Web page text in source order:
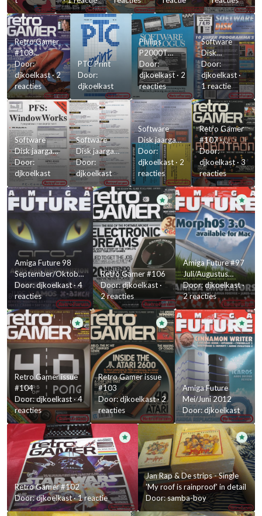
Retro Gamer
#108
voorkaft
(Oktober
2012)
Door:
djkoelkast·2
reacties
PTC Print
Door:
djkoelkast
Philips
P2000T
Catalogus
Door:
djkoelkast· 2
reacties
Software
Disk
jaargang 1
volume 2 -
voorkant
Door:
djkoelkast ·
1 reactie
Software
Disk jaargang
1 volume 2 -
binnenkant 1
Door:
djkoelkast
Software
Disk jaargang
1 volume 2 -
binnenkant 2
Door:
djkoelkast
Software
Disk jaargang
1 volume 2 -
achterkant
Door:
djkoelkast· 2
reacties
Retro Gamer
#107 -
Oktober
2012
Door:
djkoelkast· 3
reacties
Amiga Future 98
September/Oktober
2012
Door:djkoelkast·4
reacties
Retro Gamer #106
Door:djkoelkast ·
2 reacties
Amiga Future #97
Juli/Augustus
2012
Door:djkoelkast·
2 reacties
Retro Gamer issue
#104
Door:djkoelkast·4
reacties
Retro Gamer issue
#103
Door:djkoelkast·2
reacties
Amiga Future
Mei/Juni 2012
Door:djkoelkast
Retro Gamer #102
Door:djkoelkast·1 reactie
Jan Rap & De strips - Single
'My roof is rainproof' in detail
Door:samba-boy